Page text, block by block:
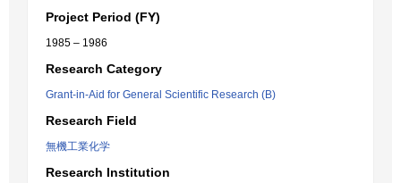
Project Period (FY)
1985 – 1986
Research Category
Grant-in-Aid for General Scientific Research (B)
Research Field
無機工業化学
Research Institution